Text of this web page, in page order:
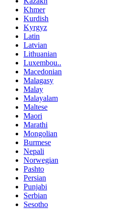
Khmer
Kurdish
Kyrgyz
Latin
Latvian
Lithuanian
Luxembou..
Macedonian
Malagasy
Malay
Malayalam
Maltese
Maori
Marathi
Mongolian
Burmese
Nepali
Norwegian
Pashto
Persian
Punjabi
Serbian
Sesotho